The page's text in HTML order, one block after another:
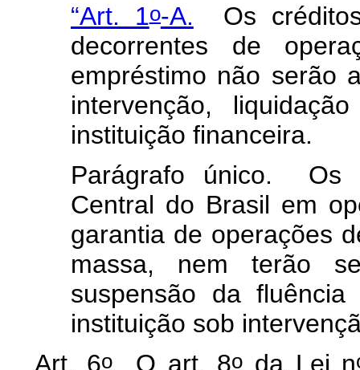
“Art. 1o-A.
Os
decorrentes de
empréstimo não serão
intervenção,
instituição financeira.
Parágrafo único. Os
Central do Brasil em
garantia de operações
massa, nem terão
suspensão da
instituição sob
Art. 6oO art. 8oda Lei n